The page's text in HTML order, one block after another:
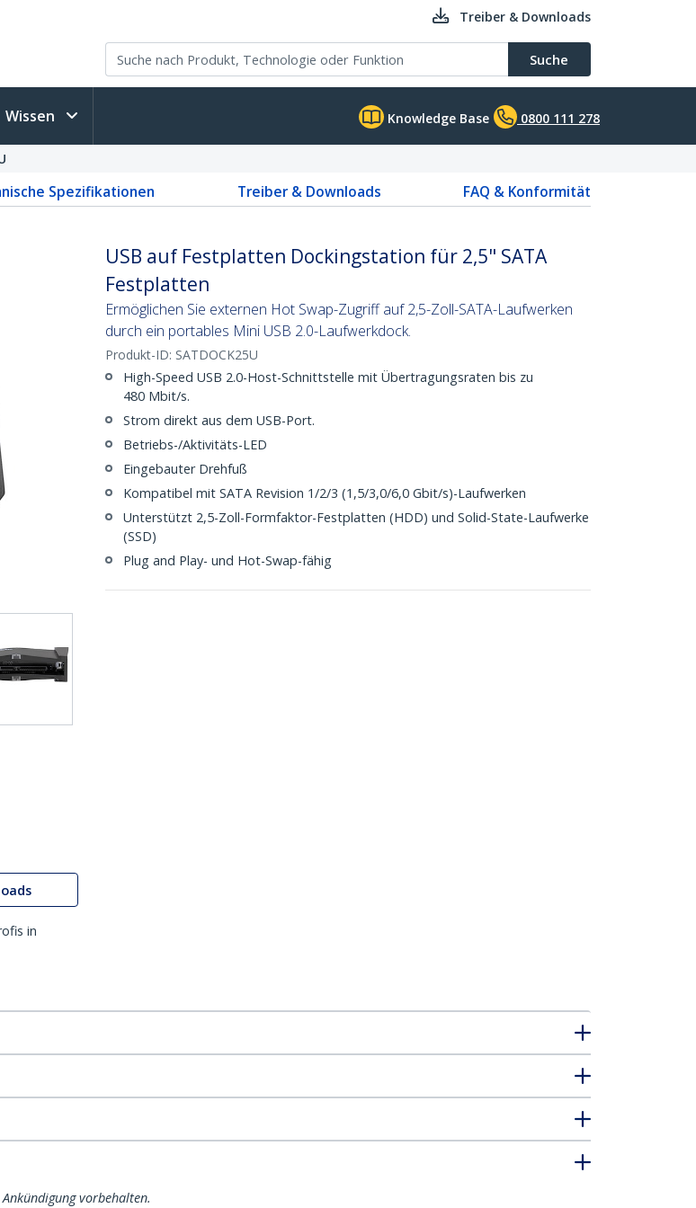
Treiber & Downloads
Suche
Wissen Knowledge Base 0800 111 278
Spezifikationen Treiber & Downloads
FAQ & Konformität
in
USB auf Festplatten Dockingstation für 2,5" SATA
Festplatten
Ermöglichen Sie externen Hot Swap-Zugriff auf 2,5-Zoll-SATA-Laufwerken
durch ein portables Mini USB 2.0-Laufwerkdock.
Produkt-ID: SATDOCK25U
High-Speed USB 2.0-Host-Schnittstelle mit Übertragungsraten bis zu
480 Mbit/s.
Strom direkt aus dem USB-Port.
Betriebs-/Aktivitäts-LED
Eingebauter Drehfuß
Kompatibel mit SATA Revision 1/2/3 (1,5/3,0/6,0 Gbit/s)-Laufwerken
Unterstützt 2,5-Zoll-Formfaktor-Festplatten (HDD) und Solid-State-Laufwerke
(SSD)
Plug and Play- und Hot-Swap-fähig
vorbehalten.